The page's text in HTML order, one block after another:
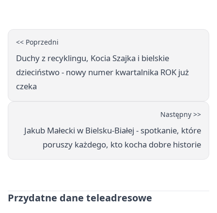
<< Poprzedni
Duchy z recyklingu, Kocia Szajka i bielskie
dzieciństwo - nowy numer kwartalnika ROK już
czeka
Następny >>
Jakub Małecki w Bielsku-Białej - spotkanie, które
poruszy każdego, kto kocha dobre historie
Przydatne dane teleadresowe